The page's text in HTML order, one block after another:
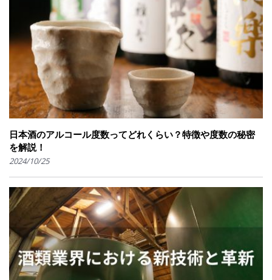
日本酒のアルコール度数ってどれくらい？特徴や度数の秘密
を解説！
2024/10/25